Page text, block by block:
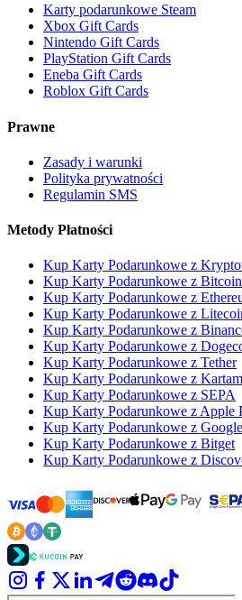
Karty podarunkowe Steam
Xbox Gift Cards
Nintendo Gift Cards
PlayStation Gift Cards
Eneba Gift Cards
Roblox Gift Cards
Prawne
Zasady i warunki
Polityka prywatności
Regulamin SMS
Metody Płatności
Kup Karty Podarunkowe z
Kup Karty Podarunkowe z Bitcoin
Kup Karty Podarunkowe z
Kup Karty Podarunkowe z
Kup Karty Podarunkowe z
Kup Karty Podarunkowe z
Kup Karty Podarunkowe z Tether
Kup Karty Podarunkowe z
Kup Karty Podarunkowe z SEPA
Kup Karty Podarunkowe z Apple
Kup Karty Podarunkowe z
Kup Karty Podarunkowe z Bitget
Kup Karty Podarunkowe z